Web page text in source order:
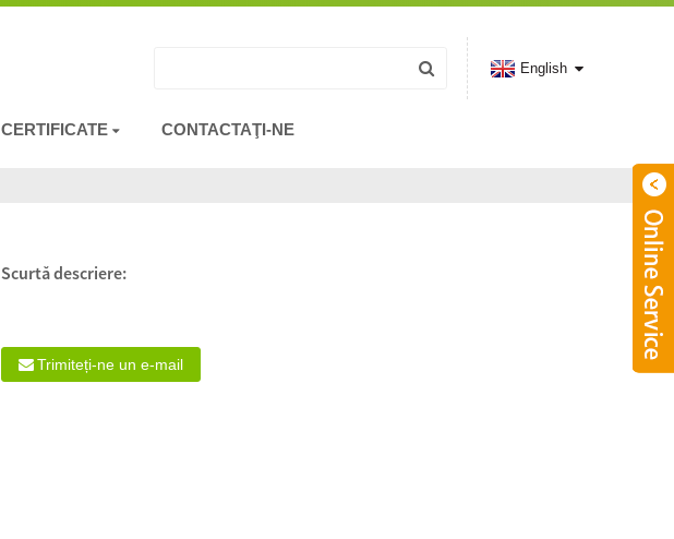
CERTIFICATE CONTACTAŢI-NE
English
Scurtă descriere:
Trimiteți-ne un e-mail